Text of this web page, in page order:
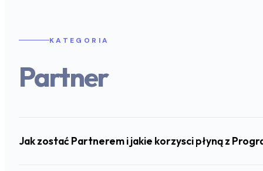
KATEGORIA
Partner
Jak zostać Partnerem i jakie korzysci płyną z